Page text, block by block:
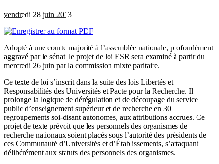
vendredi 28 juin 2013
Adopté à une courte majorité à l’assemblée nationale, profondément
aggravé par le sénat, le projet de loi ESR sera examiné à partir du
mercredi 26 juin par la commission mixte paritaire.
Ce texte de loi s’inscrit dans la suite des lois Libertés et
Responsabilités des Universités et Pacte pour la Recherche. Il
prolonge la logique de dérégulation et de découpage du service
public d’enseignement supérieur et de recherche en 30
regroupements soi-disant autonomes, aux attributions accrues. Ce
projet de texte prévoit que les personnels des organismes de
recherche nationaux soient placés sous l’autorité des présidents de
ces Communauté d’Universités et d’Établissements, s’attaquant
délibérément aux statuts des personnels des organismes.